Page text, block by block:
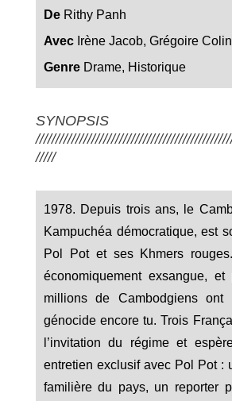
DeRithy Panh
AvecIrène Jacob, Grégoire
GenreDrame, Historique
SYNOPSIS
/////
1978. Depuis trois ans, le
Kampuchéa démocratique, est
Pol Pot et ses Khmers
économiquement exsangue,
millions de Cambodgiens
génocide encore tu. Trois
l’invitation du régime et
entretien exclusif avec Pol Pot :
familière du pays, un reporter